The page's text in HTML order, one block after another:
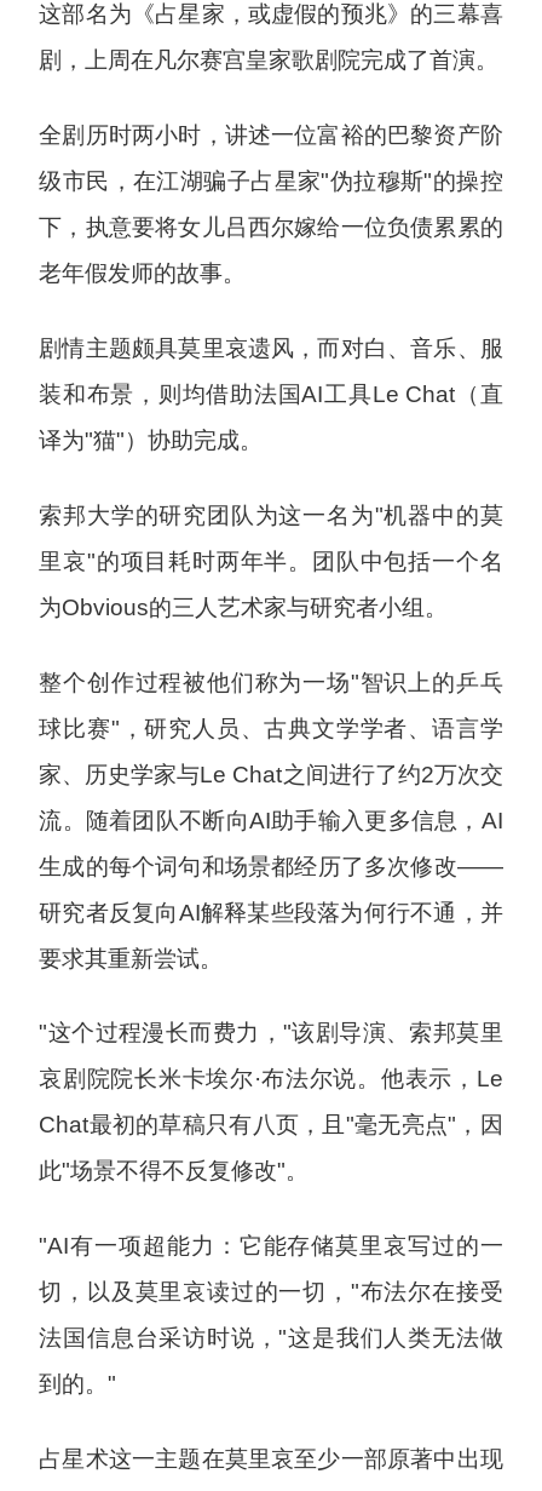
这部名为《占星家，或虚假的预兆》的三幕喜
剧，上周在凡尔赛宫皇家歌剧院完成了首演。
全剧历时两小时，讲述一位富裕的巴黎资产阶
级市民，在江湖骗子占星家"伪拉穆斯"的操控
下，执意要将女儿吕西尔嫁给一位负债累累的
老年假发师的故事。
剧情主题颇具莫里哀遗风，而对白、音乐、服
装和布景，则均借助法国AI工具Le Chat（直
译为"猫"）协助完成。
索邦大学的研究团队为这一名为"机器中的莫
里哀"的项目耗时两年半。团队中包括一个名
为Obvious的三人艺术家与研究者小组。
整个创作过程被他们称为一场"智识上的乒乓
球比赛"，研究人员、古典文学学者、语言学
家、历史学家与Le Chat之间进行了约2万次交
流。随着团队不断向AI助手输入更多信息，AI
生成的每个词句和场景都经历了多次修改——
研究者反复向AI解释某些段落为何行不通，并
要求其重新尝试。
"这个过程漫长而费力，"该剧导演、索邦莫里
哀剧院院长米卡埃尔·布法尔说。他表示，Le
Chat最初的草稿只有八页，且"毫无亮点"，因
此"场景不得不反复修改"。
"AI有一项超能力：它能存储莫里哀写过的一
切，以及莫里哀读过的一切，"布法尔在接受
法国信息台采访时说，"这是我们人类无法做
到的。"
占星术这一主题在莫里哀至少一部原著中出现